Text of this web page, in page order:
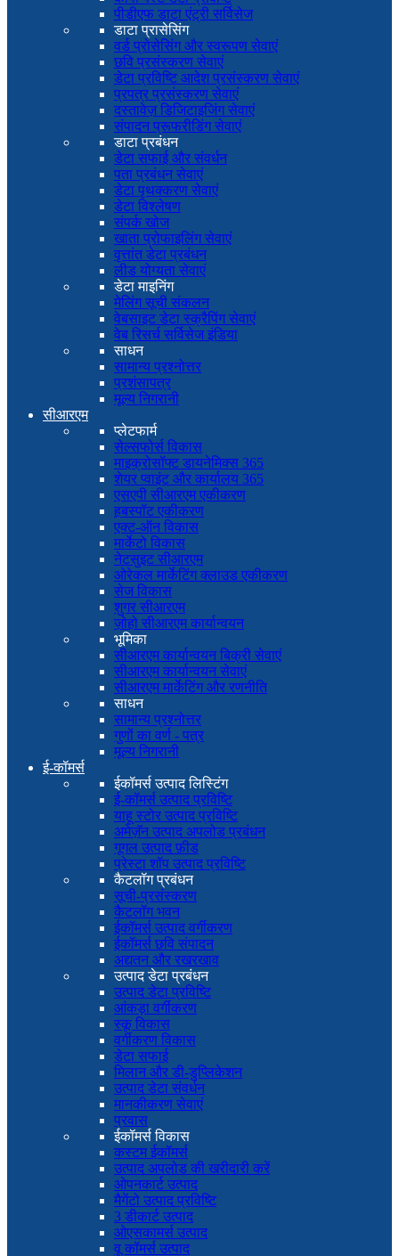
पीडीएफ डाटा एंट्री सर्विसेज
डाटा प्रासेसिंग
वर्ड प्रोसेसिंग और स्वरूपण सेवाएं
छवि प्रसंस्करण सेवाएं
डेटा प्रविष्टि आदेश प्रसंस्करण सेवाएं
प्रपत्र प्रसंस्करण सेवाएं
दस्तावेज़ डिजिटाइजिंग सेवाएं
संपादन प्रूफरीडिंग सेवाएं
डाटा प्रबंधन
डेटा सफाई और संवर्धन
पता प्रबंधन सेवाएं
डेटा पृथक्करण सेवाएं
डेटा विश्लेषण
संपर्क खोज
खाता प्रोफाइलिंग सेवाएं
वृत्तांत डेटा प्रबंधन
लीड योग्यता सेवाएं
डेटा माइनिंग
मेलिंग सूची संकलन
वेबसाइट डेटा स्क्रैपिंग सेवाएं
वेब रिसर्च सर्विसेज इंडिया
साधन
सामान्य प्रश्नोत्तर
प्रशंसापत्र
मूल्य निगरानी
सीआरएम
प्लेटफार्म
सेल्सफोर्स विकास
माइक्रोसॉफ्ट डायनेमिक्स 365
शेयर प्वाइंट और कार्यालय 365
एसएपी सीआरएम एकीकरण
हबस्पॉट एकीकरण
एक्ट-ऑन विकास
मार्केटो विकास
नेटसुइट सीआरएम
ओरेकल मार्केटिंग क्लाउड एकीकरण
सेज विकास
शुगर सीआरएम
ज़ोहो सीआरएम कार्यान्वयन
भूमिका
सीआरएम कार्यान्वयन बिक्री सेवाएं
सीआरएम कार्यान्वयन सेवाएं
सीआरएम मार्केटिंग और रणनीति
साधन
सामान्य प्रश्नोत्तर
गुणों का वर्ण - पत्र
मूल्य निगरानी
ई-कॉमर्स
ईकॉमर्स उत्पाद लिस्टिंग
ई-कॉमर्स उत्पाद प्रविष्टि
याहू स्टोर उत्पाद प्रविष्टि
अमेज़ॅन उत्पाद अपलोड प्रबंधन
गूगल उत्पाद फ़ीड
प्रेस्टा शॉप उत्पाद प्रविष्टि
कैटलॉग प्रबंधन
सूची-प्रसंस्करण
कैटलॉग भवन
ईकॉमर्स उत्पाद वर्गीकरण
ईकॉमर्स छवि संपादन
अद्यतन और रखरखाव
उत्पाद डेटा प्रबंधन
उत्पाद डेटा प्रविष्टि
आंकड़ा वर्गीकरण
स्कू विकास
वर्गीकरण विकास
डेटा सफाई
मिलान और डी-डुप्लिकेशन
उत्पाद डेटा संवर्धन
मानकीकरण सेवाएं
प्रवास
ईकॉमर्स विकास
कस्टम ईकॉमर्स
उत्पाद अपलोड की खरीदारी करें
ओपनकार्ट उत्पाद
मैगेंटो उत्पाद प्रविष्टि
3 डीकार्ट उत्पाद
ओएसकामर्स उत्पाद
वू कॉमर्स उत्पाद